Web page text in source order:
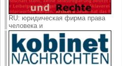
RU: юридическая фирма права
человека и